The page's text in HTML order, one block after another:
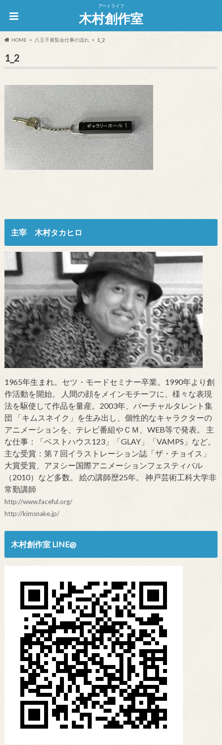
アートライフ
木村創作室
HOME 八王子展覧会仕事の流れ 1_2
1_2
主宰 木村タカヒロ
1965年生まれ。セツ・モードセミナー卒業。1990年より創
作活動を開始。 人間の顔をメインモチーフに、様々な表現
法を駆使して作品を量産。2003年、バーチャルタレント集
団 「キムスネイク」を生み出し、個性的なキャラクターの
アニメーションを、テレビ番組やＣＭ、WEB等で発表。 主
な仕事：「ベストハウス123」「GLAY」「VAMPS」など。
主な受賞：第７回イラストレーション誌「ザ・チョイス」
大賞受賞、アヌシー国際アニメーションフェスティバル
（2010）など多数。 絵の講師歴25年。 神戸芸術工科大学非
常勤講師
http://www.faceful.org/
http://kimsnake.jp/
木村創作室 LINE@